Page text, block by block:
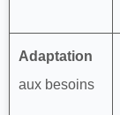
Adaptation
aux besoins